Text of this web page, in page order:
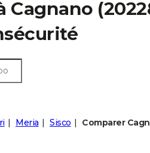
Cagnano
Meria Sisco Comparer